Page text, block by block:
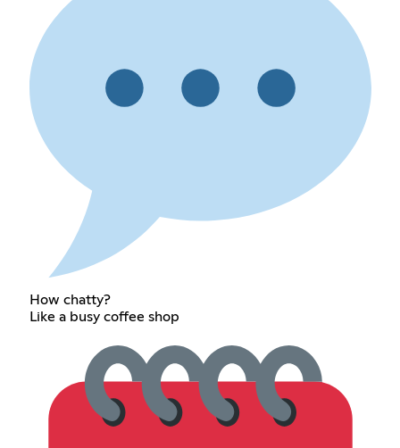
How chatty?
Like a busy coffee shop